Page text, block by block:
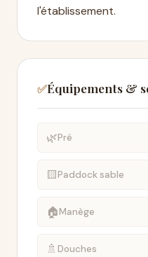
l'établissement.
✅Équipements &
🌿Pré
🟨Paddock sable
🏠Manège
🚿 Douches